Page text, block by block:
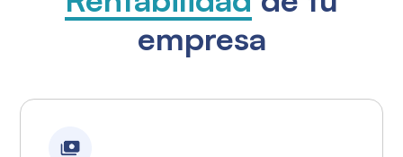
empresa